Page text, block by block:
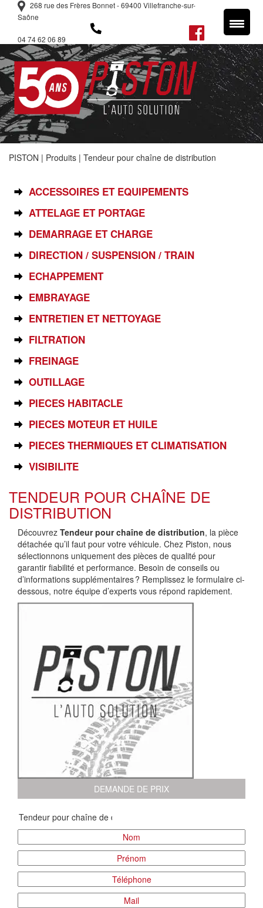
268 rue des Frères Bonnet - 69400 Villefranche-sur-
Saône
04 74 62 06 89
PISTON | Produits | Tendeur pour chaîne de distribution
ACCESSOIRES ET EQUIPEMENTS
ATTELAGE ET PORTAGE
DEMARRAGE ET CHARGE
DIRECTION / SUSPENSION / TRAIN
ECHAPPEMENT
EMBRAYAGE
ENTRETIEN ET NETTOYAGE
FILTRATION
FREINAGE
OUTILLAGE
PIECES HABITACLE
PIECES MOTEUR ET HUILE
PIECES THERMIQUES ET CLIMATISATION
VISIBILITE
TENDEUR POUR CHAÎNE DE
DISTRIBUTION
Découvrez Tendeur pour chaîne de distribution, la pièce
détachée qu’il faut pour votre véhicule. Chez Piston, nous
sélectionnons uniquement des pièces de qualité pour
garantir fiabilité et performance. Besoin de conseils ou
d’informations supplémentaires ? Remplissez le formulaire ci-
dessous, notre équipe d’experts vous répond rapidement.
DEMANDE DE PRIX